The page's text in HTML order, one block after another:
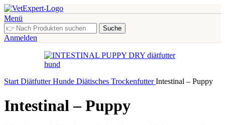
Menü
Suche
Anmelden
Start DiätfutterHunde Diätisches TrockenfutterIntestinal – Puppy
Intestinal – Puppy